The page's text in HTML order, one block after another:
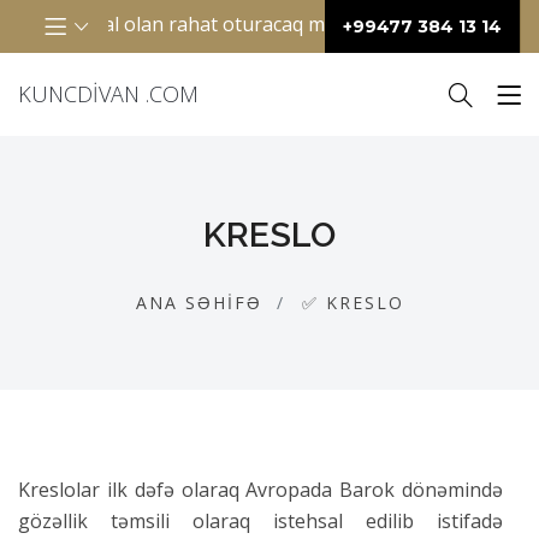
olan rahat oturacaq mebelidir. Adətən “L” şəkilli
+99477 384 13 14
KUNCDIVAN .COM
KRESLO
ANA SƏHIFƏ ✅ KRESLO
Kreslolar ilk dəfə olaraq Avropada Barok dönəmində
gözəllik təmsili olaraq istehsal edilib istifadə